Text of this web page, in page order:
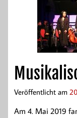
Veröffentlicht am
Am 4. Mai 2019